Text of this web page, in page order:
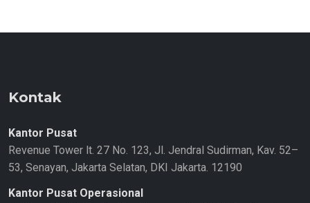
Kontak
Kantor Pusat
Revenue Tower lt. 27 No. 123, Jl. Jendral Sudirman, Kav. 52–
53, Senayan, Jakarta Selatan, DKI Jakarta. 12190
Kantor Pusat Operasional